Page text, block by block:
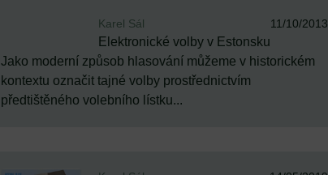
Karel Sál 11/10/2013
Elektronické volby v Estonsku
Jako moderní způsob hlasování můžeme v historickém
kontextu označit tajné volby prostřednictvím
předtištěného volebního lístku...